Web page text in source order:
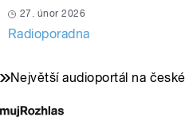
27. únor 2026
Radioporadna
Největší audioportál na